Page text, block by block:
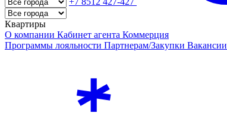
Квартиры
О компании Кабинет агента Коммерция
Программы лояльности Партнерам/Закупки Вакансии